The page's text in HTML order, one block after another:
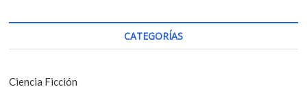
i
ó
n
s
:
CATEGORÍAS
Ciencia Ficción